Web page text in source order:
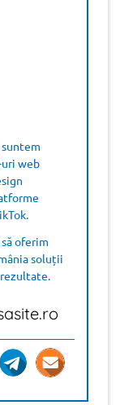
suntem
web
oferim
soluții